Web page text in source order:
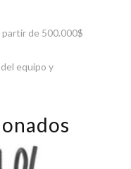
de 500.000$
equipo y